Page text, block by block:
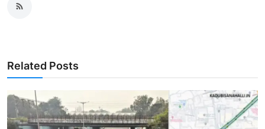
Related Posts